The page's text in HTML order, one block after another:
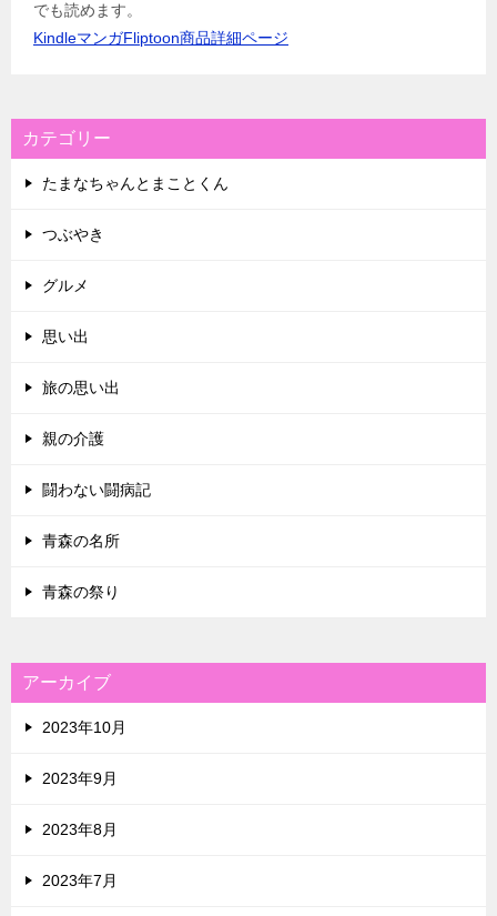
でも読めます。
KindleマンガFliptoon商品詳細ページ
カテゴリー
たまなちゃんとまことくん
つぶやき
グルメ
思い出
旅の思い出
親の介護
闘わない闘病記
青森の名所
青森の祭り
アーカイブ
2023年10月
2023年9月
2023年8月
2023年7月